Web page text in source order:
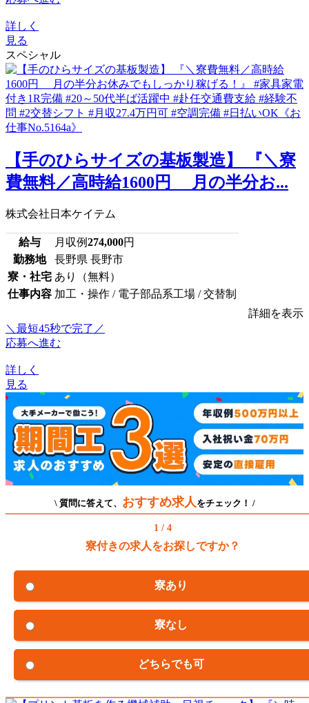
詳しく
見る
スペシャル
【手のひらサイズの基板製造】 『＼寮
費無料／高時給1600円 月の半分お...
株式会社日本ケイテム
給与 月収例274,000円
勤務地
長野県 長野市
寮・社宅 あり（無料）
仕事内容 加工・操作 / 電子部品系工場 / 交替制
詳細を表示
＼最短45秒で完了／
応募へ進む
詳しく
見る
\ 質問に答えて、 おすすめ求人 をチェック！ /
1 / 4
寮付きの求人をお探しですか？
寮あり
寮なし
どちらでも可